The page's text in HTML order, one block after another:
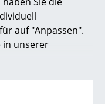
auf "Anpassen".
in unserer
Produkt-
hat...